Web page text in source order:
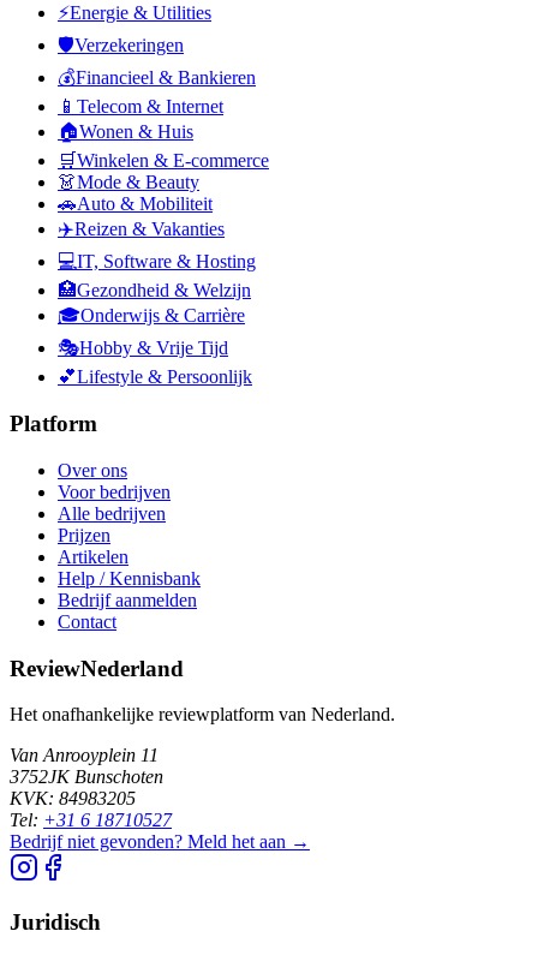
⚡Energie & Utilities
🛡️Verzekeringen
💰Financieel & Bankieren
📱 Telecom & Internet
🏠Wonen & Huis
🛒Winkelen & E-commerce
👗Mode & Beauty
🚗Auto & Mobiliteit
✈️Reizen & Vakanties
💻IT, Software & Hosting
🏥Gezondheid & Welzijn
🎓Onderwijs & Carrière
🎭Hobby & Vrije Tijd
💕Lifestyle & Persoonlijk
Platform
Over ons
Voor bedrijven
Alle bedrijven
Prijzen
Artikelen
Help / Kennisbank
Bedrijf aanmelden
Contact
ReviewNederland
Het onafhankelijke reviewplatform van Nederland.
Van Anrooyplein 11
3752JK Bunschoten
KVK: 84983205
Tel: +31 6 18710527
Bedrijf niet gevonden? Meld het aan →
Juridisch